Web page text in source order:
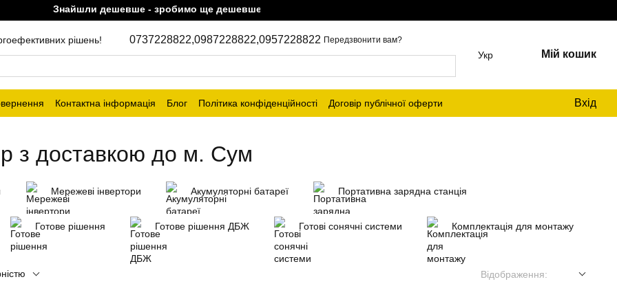
Знайшли дешевше - зробимо ще дешевше!
рішень! 0737228822,0987228822,0957228822 Передзвонити вам?
Укр Мій кошик
Контактна інформація Блог Політика конфіденційності Договір публічної оферти Вхід
з доставкою до м. Сум
Мережеві інвертори Акумуляторні батареї Портативна зарядна станція
Готове рішення Готове рішення ДБЖ Готові сонячні системи Комплектація для монтажу
Відображення: